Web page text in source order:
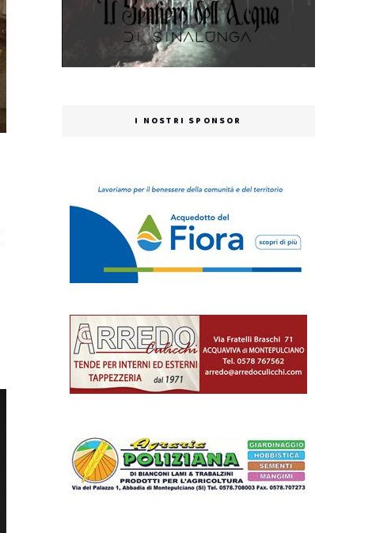
I NOSTRI SPONSOR